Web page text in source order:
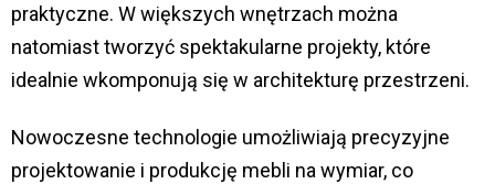
praktyczne. W większych wnętrzach można
natomiast tworzyć spektakularne projekty, które
idealnie wkomponują się w architekturę przestrzeni.
Nowoczesne technologie umożliwiają precyzyjne
projektowanie i produkcję mebli na wymiar, co